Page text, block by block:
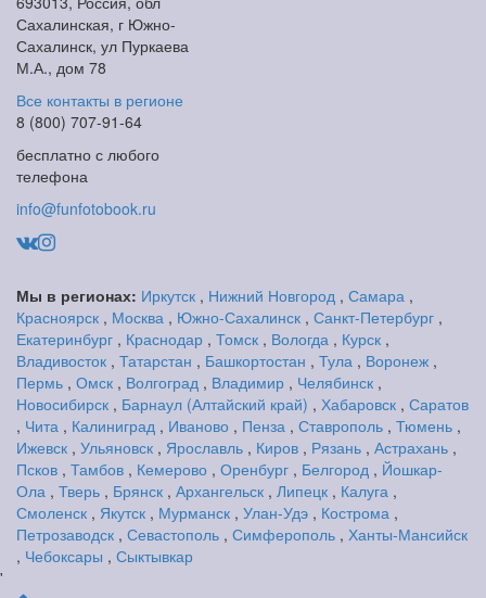
Сахалинская, г Южно-
Сахалинск, ул Пуркаева
М.А., дом 78
Все контакты в регионе
8 (800) 707-91-64
бесплатно с любого
телефона
info@funfotobook.ru
Мы в регионах: Иркутск , Нижний Новгород , Самара ,
Красноярск , Москва , Южно-Сахалинск , Санкт-Петербург ,
Екатеринбург , Краснодар , Томск , Вологда , Курск ,
Владивосток , Татарстан , Башкортостан , Тула , Воронеж ,
Пермь , Омск , Волгоград , Владимир , Челябинск ,
Новосибирск , Барнаул (Алтайский край) , Хабаровск , Саратов
, Чита , Калиниград , Иваново , Пенза , Ставрополь , Тюмень ,
Ижевск , Ульяновск , Ярославль , Киров , Рязань , Астрахань ,
Псков , Тамбов , Кемерово , Оренбург , Белгород , Йошкар-
Ола , Тверь , Брянск , Архангельск , Липецк , Калуга ,
Смоленск , Якутск , Мурманск , Улан-Удэ , Кострома ,
Петрозаводск , Севастополь , Симферополь , Ханты-Мансийск
, Чебоксары , Сыктывкар
'